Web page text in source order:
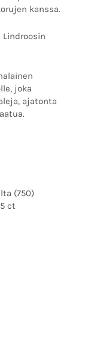
kanssa.
Lindroosin
joka
ajatonta
(750)
ct